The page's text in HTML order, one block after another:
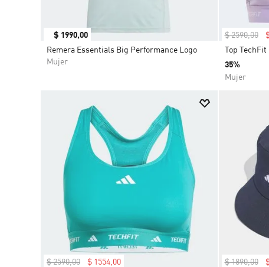
$ 1990,00
Remera Essentials Big Performance Logo
Mujer
$ 2590,00
Top TechFit
35%
Mujer
$ 2590,00 $ 1554 00
$ 1890,00